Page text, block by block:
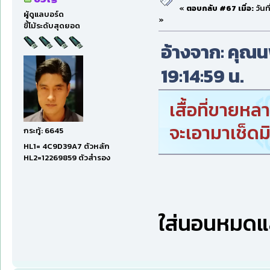
ผู้ดูแลบอร์ด
ขี้โม้ระดับสุดยอด
กระทู้: 6645
HL1= 4C9D39A7 ตัวหลัก
HL2=12269859 ตัวสำรอง
« ตอบกลับ #67 เมื่อ:วันที่
»
อ้างจาก: คุณ
19:14:59 น.
เสื้อที่ขายห
จะเอามาเช็ด
ใส่นอนหม